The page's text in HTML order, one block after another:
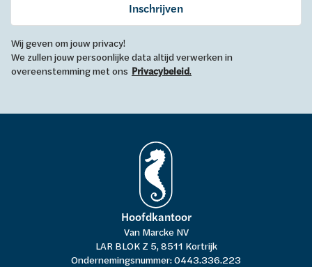
Inschrijven
Wij geven om jouw privacy!
We zullen jouw persoonlijke data altijd verwerken in
overeenstemming met ons Privacybeleid.
Hoofdkantoor
Van Marcke NV
LAR BLOK Z 5, 8511 Kortrijk
Ondernemingsnummer: 0443.336.223